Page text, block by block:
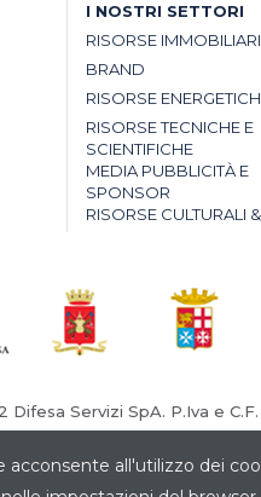
I NOSTRI SETTORI
RISORSE IMMOBILIARI
BRAND
RISORSE
RISORSE TECNICHE E
SCIENTIFICHE
MEDIA PUBBLICITÀ E
SPONSOR
RISORSE CULTURALI
Servizi SpA. P.Iva e C.F.
all'utilizzo dei